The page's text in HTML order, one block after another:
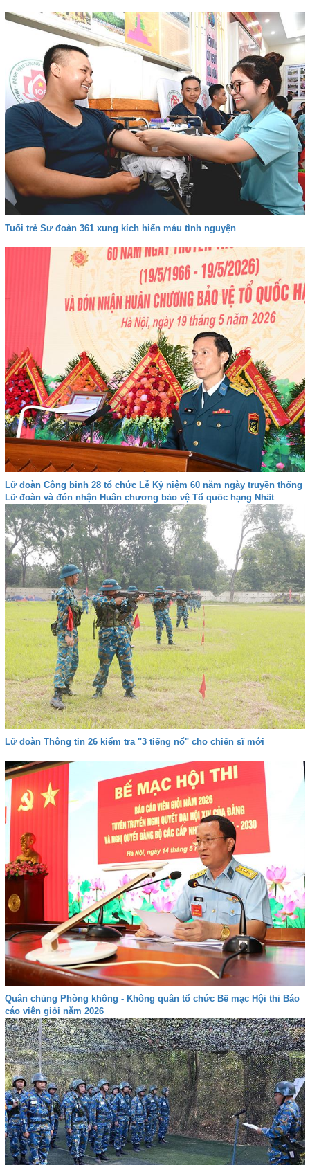
Tuổi trẻ Sư đoàn 361 xung kích hiến máu tình nguyện
Lữ đoàn Công binh 28 tổ chức Lễ Kỷ niệm 60 năm ngày truyền thống
Lữ đoàn và đón nhận Huân chương bảo vệ Tổ quốc hạng Nhất
Lữ đoàn Thông tin 26 kiểm tra "3 tiếng nổ" cho chiến sĩ mới
Quân chủng Phòng không - Không quân tổ chức Bế mạc Hội thi Báo
cáo viên giỏi năm 2026